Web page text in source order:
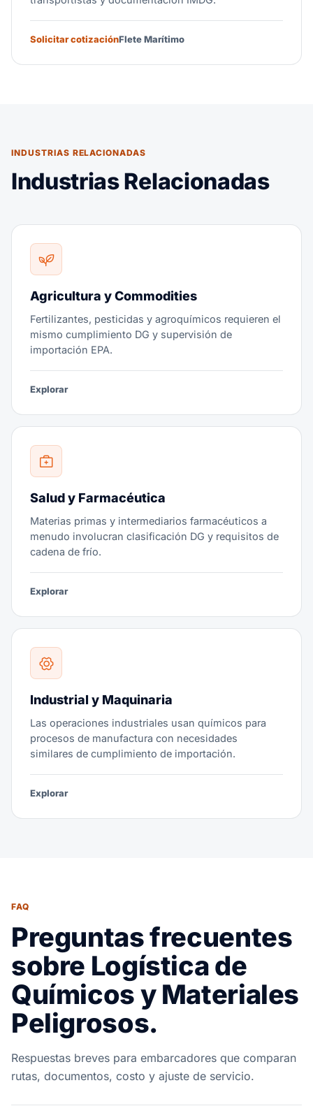
Solicitar cotizaciónFlete Marítimo
INDUSTRIAS RELACIONADAS
Industrias Relacionadas
Agricultura y Commodities
Fertilizantes, pesticidas y agroquímicos requieren el
mismo cumplimiento DG y supervisión de
importación EPA.
Explorar
Salud y Farmacéutica
Materias primas y intermediarios farmacéuticos a
menudo involucran clasificación DG y requisitos de
cadena de frío.
Explorar
Industrial y Maquinaria
Las operaciones industriales usan químicos para
procesos de manufactura con necesidades
similares de cumplimiento de importación.
Explorar
FAQ
Preguntas frecuentes
sobre Logística de
Químicos y Materiales
Peligrosos.
Respuestas breves para embarcadores que comparan
rutas, documentos, costo y ajuste de servicio.